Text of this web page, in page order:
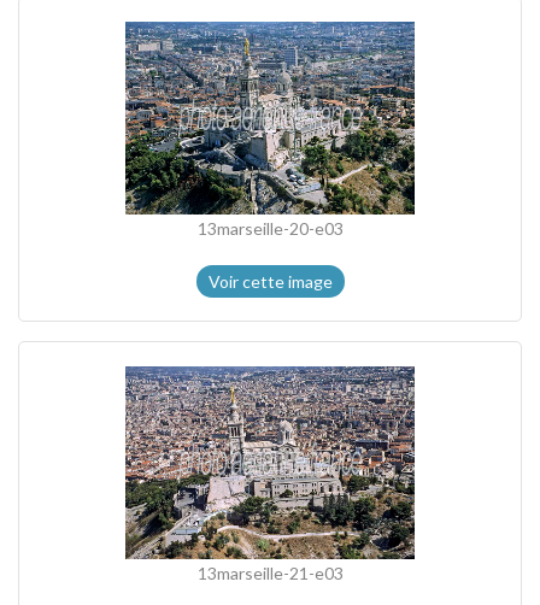
13marseille-20-e03
Voir cette image
13marseille-21-e03